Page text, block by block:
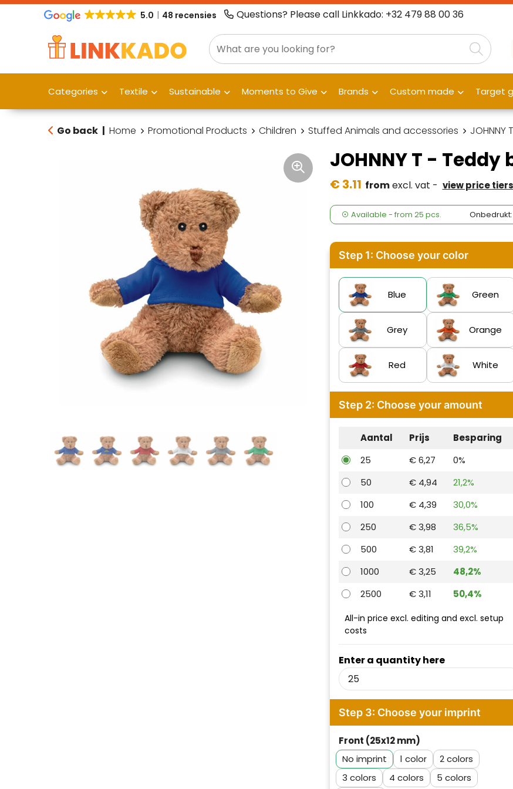
5.0 48 recensies Questions? Please call Linkkado: +32 479 88 00 36
Categories Textile Sustainable Moments to Give Brands Custom made Target
Go back | Home Promotional Products Children Stuffed Animals and accessories
JOHNNY T -
€ 3.11 fromexcl. vat - view price tiers
Available - from 25 pcs. Onbedrukt:
Step 1: Choose your color
Blue Green
Grey Orange
Red White
Step 2: Choose your amount
Aantal Prijs
Besparing
25
€ 6,27
0%
50
€ 4,94
21,2%
100
€ 4,39
30,0%
250
€ 3,98
36,5%
500
€ 3,81
39,2%
1000
€ 3,25
48,2%
2500
€ 3,11 50,4%
Enter a quantity here
All-in price excl. editing and excl. setup
costs
Step 3: Choose your imprint
Front (25x12 mm)
No imprint
1
2
3
4
5